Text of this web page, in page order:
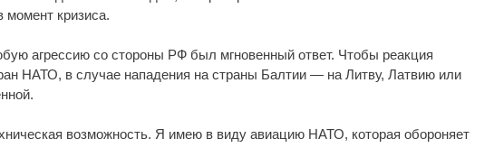
момент кризиса.
агрессию со стороны РФ был мгновенный ответ. Чтобы реакция
НАТО, в случае нападения на страны Балтии — на Литву, Латвию или
возможность. Я имею в виду авиацию НАТО, которая обороняет